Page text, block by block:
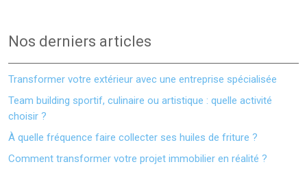
Nos derniers articles
Transformer votre extérieur avec une entreprise spécialisée
Team building sportif, culinaire ou artistique : quelle activité
choisir ?
À quelle fréquence faire collecter ses huiles de friture ?
Comment transformer votre projet immobilier en réalité ?